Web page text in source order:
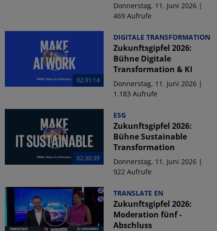
Donnerstag, 11. Juni 2026 |
469 Aufrufe
02:31:14
DIGITALE TRANSFORMATION
Zukunftsgipfel 2026:
Bühne Digitale
Transformation & KI
Donnerstag, 11. Juni 2026 |
1.183 Aufrufe
02:30:39
ESG
Zukunftsgipfel 2026:
Bühne Sustainable
Transformation
Donnerstag, 11. Juni 2026 |
922 Aufrufe
TRANSLATE EN
Zukunftsgipfel 2026:
Moderation fünf -
Abschluss